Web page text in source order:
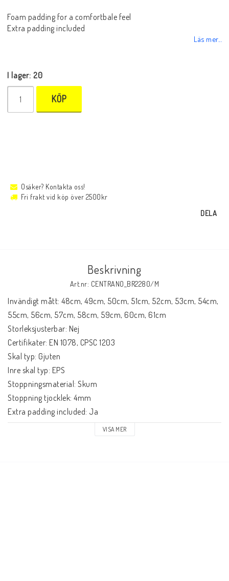
Foam padding for a comfortbale feel
Extra padding included
Läs mer...
I lager: 20
KÖP
Osäker? Kontakta oss!
Fri frakt vid köp över 2500kr
DELA
Beskrivning
Art.nr: CENTRANO_BR2280/M
Invändigt mått: 48cm, 49cm, 50cm, 51cm, 52cm, 53cm, 54cm,
55cm, 56cm, 57cm, 58cm, 59cm, 60cm, 61cm
Storleksjusterbar: Nej
Certifikater: EN 1078, CPSC 1203
Skal typ: Gjuten
Inre skal typ: EPS
Stoppningsmaterial: Skum
Stoppning tjocklek: 4mm
Extra padding included: Ja
Vikt: 400g
VISA MER